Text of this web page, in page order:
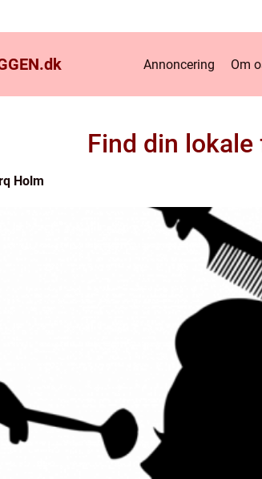
dk Annoncering Om
Find din
Holm